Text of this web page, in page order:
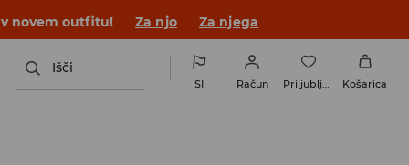
v novem outfitu! Za njo Za njega
Išči
SI Račun Priljubljene Košarica